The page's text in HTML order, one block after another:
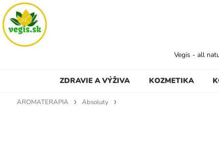
ZDRAVIE A VÝŽIVA KOZMETIKA
Vegis - all
AROMATERAPIA Absoluty